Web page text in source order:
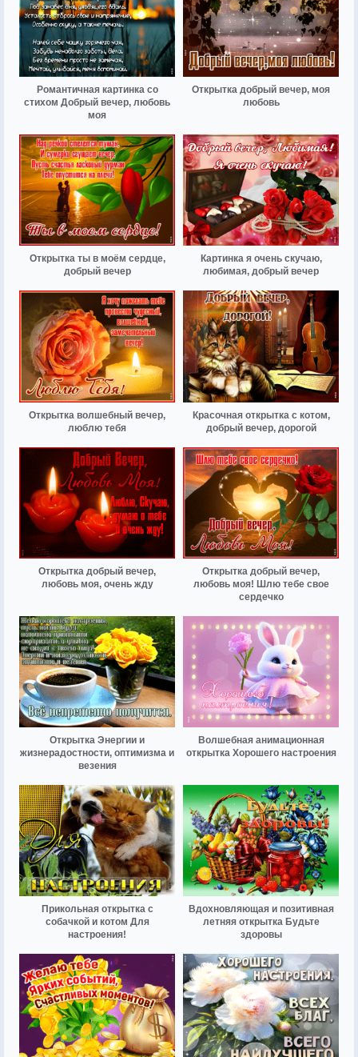
Романтичная картинка со
стихом Добрый вечер, любовь
моя
Открытка добрый вечер, моя
любовь
Открытка ты в моём сердце,
добрый вечер
Картинка я очень скучаю,
любимая, добрый вечер
Открытка волшебный вечер,
люблю тебя
Красочная открытка с котом,
добрый вечер, дорогой
Открытка добрый вечер,
любовь моя, очень жду
Открытка добрый вечер,
любовь моя! Шлю тебе свое
сердечко
Открытка Энергии и
жизнерадостности, оптимизма и
везения
Волшебная анимационная
открытка Хорошего настроения
Прикольная открытка с
собачкой и котом Для
настроения!
Вдохновляющая и позитивная
летняя открытка Будьте
здоровы